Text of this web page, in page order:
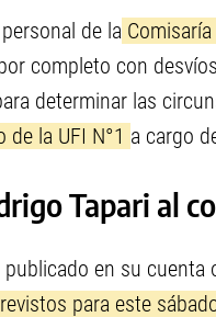
de la
completo con
determinar las
la UFI N°1 a cargo
Tapari al
en su
para este